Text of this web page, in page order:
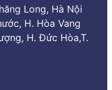
Long, Hà Nội
H. Hòa Vang
H. Đức Hòa,T.